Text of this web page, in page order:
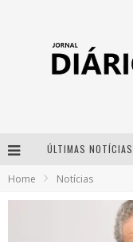
ÚLTIMAS NOTÍCIAS
Home Notícias